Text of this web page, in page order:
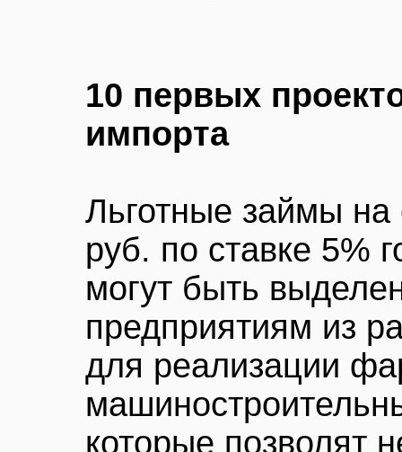
10 первых
импорта
Льготные займы
руб. по ставке 5%
могут быть
предприятиям из
для реализации
которые позволят